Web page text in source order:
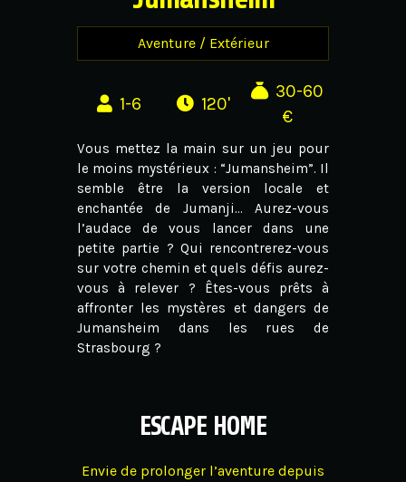
Aventure / Extérieur
1-6 120'
30-60
€
Vous mettez la main sur un jeu pour
le moins mystérieux : “Jumansheim”. Il
semble être la version locale et
enchantée de Jumanji… Aurez-vous
l’audace de vous lancer dans une
petite partie ? Qui rencontrerez-vous
sur votre chemin et quels défis aurez-
vous à relever ? Êtes-vous prêts à
affronter les mystères et dangers de
Jumansheim dans les rues de
Strasbourg ?
ESCAPE HOME
Envie de prolonger l’aventure depuis